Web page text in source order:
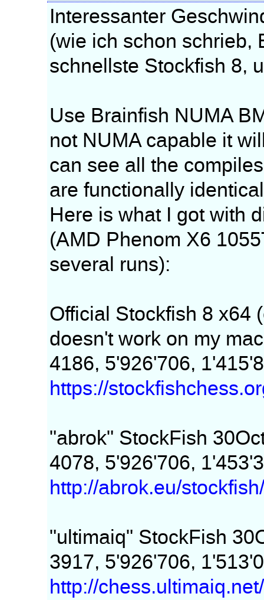
Interessanter
(wie ich schon schrieb,
schnellste Stockfish 8,
Use Brainfish NUMA
not NUMA capable it
can see all the
are functionally
Here is what I got with
(AMD Phenom X6
several runs):
Official Stockfish 8 x64
doesn't work on my
4186, 5'926'706,
https://
"abrok" StockFish
4078, 5'926'706,
http://abrok.eu/
"ultimaiq" StockFish
3917, 5'926'706,
http://